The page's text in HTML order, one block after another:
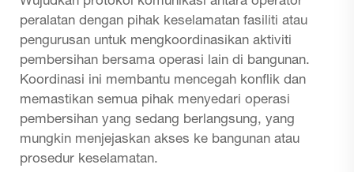
peralatan dengan pihak keselamatan fasiliti atau
pengurusan untuk mengkoordinasikan aktiviti
pembersihan bersama operasi lain di bangunan.
Koordinasi ini membantu mencegah konflik dan
memastikan semua pihak menyedari operasi
pembersihan yang sedang berlangsung, yang
mungkin menjejaskan akses ke bangunan atau
prosedur keselamatan.